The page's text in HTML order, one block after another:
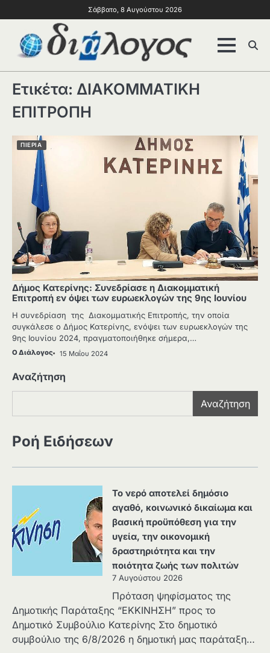
Σάββατο, 8 Αυγούστου 2026
Ετικέτα: ΔΙΑΚΟΜΜΑΤΙΚΗ
ΕΠΙΤΡΟΠΗ
ΠΙΕΡΙΑ
Δήμος Κατερίνης: Συνεδρίασε η Διακομματική
Επιτροπή εν όψει των ευρωεκλογών της 9ης Ιουνίου
Η συνεδρίαση της Διακομματικής Επιτροπής, την οποία
συγκάλεσε ο Δήμος Κατερίνης, ενόψει των ευρωεκλογών της
9ης Ιουνίου 2024, πραγματοποιήθηκε σήμερα,…
Ο Διάλογος 15 Μαΐου 2024
Αναζήτηση
Αναζήτηση
Ροή Ειδήσεων
Το νερό αποτελεί δημόσιο
αγαθό, κοινωνικό δικαίωμα και
βασική προϋπόθεση για την
υγεία, την οικονομική
δραστηριότητα και την
ποιότητα ζωής των πολιτών
7 Αυγούστου 2026
Πρόταση ψηφίσματος της
Δημοτικής Παράταξης “ΕΚΚΙΝΗΣΗ” προς το
Δημοτικό Συμβούλιο Κατερίνης Στο δημοτικό
συμβούλιο της 6/8/2026 η δημοτική μας παράταξη…